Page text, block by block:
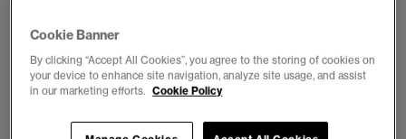
1 2 3 4 5
Cookie Banner
By clicking “Accept All Cookies”, you agree to the storing of cookies on
your device to enhance site navigation, analyze site usage, and assist
in our marketing efforts. Cookie Policy